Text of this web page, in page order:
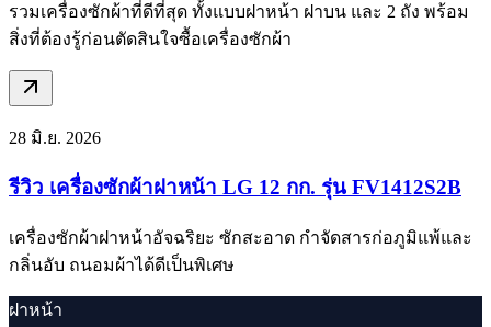
รวมเครื่องซักผ้าที่ดีที่สุด ทั้งแบบฝาหน้า ฝาบน และ 2 ถัง พร้อม
สิ่งที่ต้องรู้ก่อนตัดสินใจซื้อเครื่องซักผ้า
28 มิ.ย. 2026
รีวิว เครื่องซักผ้าฝาหน้า LG 12 กก. รุ่น FV1412S2B
เครื่องซักผ้าฝาหน้าอัจฉริยะ ซักสะอาด กำจัดสารก่อภูมิแพ้และ
กลิ่นอับ ถนอมผ้าได้ดีเป็นพิเศษ
ฝาหน้า